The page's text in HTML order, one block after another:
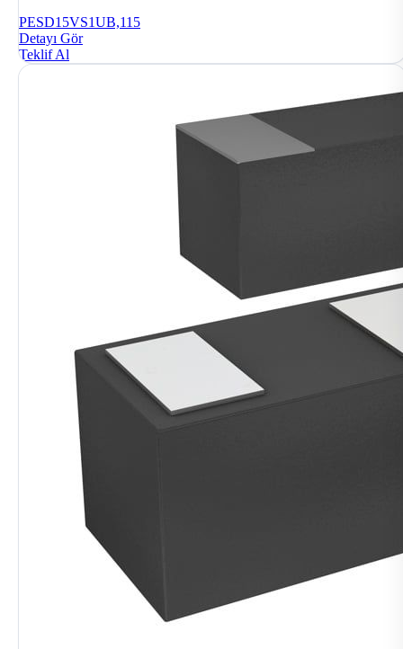
PESD15VS1UB,115
Detayı Gör
Teklif Al